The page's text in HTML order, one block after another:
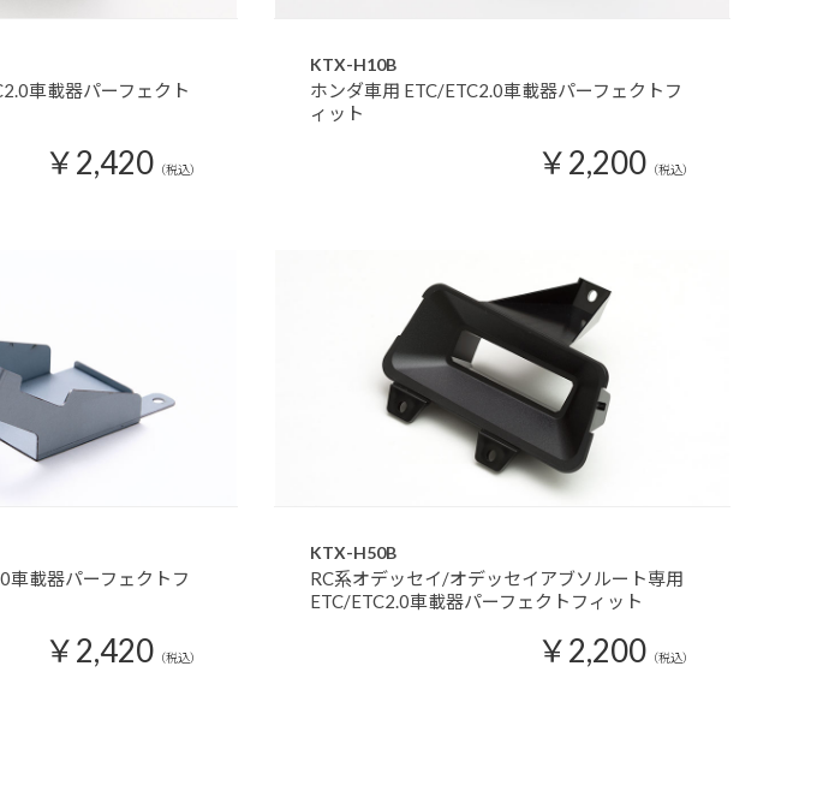
車載器パーフェクト
￥2,420 （税込）
KTX-H10B
ホンダ車用 ETC/ETC2.0車載器パーフェクトフ
ィット
￥2,200 （税込）
車載器パーフェクトフ
￥2,420 （税込）
KTX-H50B
RC系オデッセイ/オデッセイアブソルート専用
ETC/ETC2.0車載器パーフェクトフィット
￥2,200 （税込）